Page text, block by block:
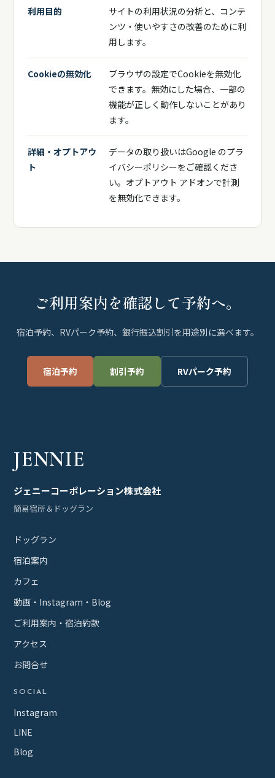
利用目的
サイトの利用状況の分析と、コンテ
ンツ・使いやすさの改善のために利
用します。
Cookieの無効化
ブラウザの設定でCookieを無効化
できます。無効にした場合、一部の
機能が正しく動作しないことがあり
ます。
詳細・オプトアウ
ト
データの取り扱いはGoogle のプラ
イバシーポリシーをご確認くださ
い。 オプトアウト アドオンで計測
を無効化できます。
ご利用案内を確認して予約へ。
宿泊予約、RVパーク予約、銀行振込割引を用途別に選べます。
宿泊予約 割引予約 RVパーク予約
JENNIE
ジェニーコーポレーション株式会社
簡易宿所＆ドッグラン
ドッグラン
宿泊案内
カフェ
動画・Instagram・Blog
ご利用案内・宿泊約款
アクセス
お問合せ
SOCIAL
Instagram
LINE
Blog